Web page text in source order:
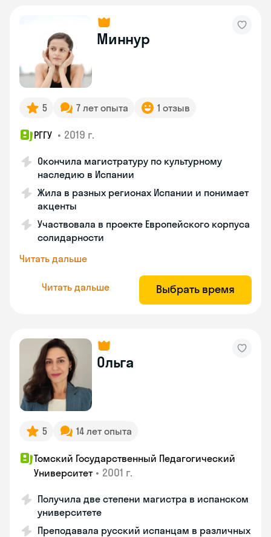
Миннур
5 7 лет опыта 1 отзыв
РГГУ • 2019 г.
Окончила магистратуру по культурному
наследию в Испании
Жила в разных регионах Испании и понимает
акценты
Участвовала в проекте Европейского корпуса
солидарности
Читать дальше
Читать дальше Выбрать время
Ольга
5 14 лет опыта
Томский Государственный Педагогический
Университет • 2001 г.
Получила две степени магистра в испанском
университете
Преподавала русский испанцам в различных